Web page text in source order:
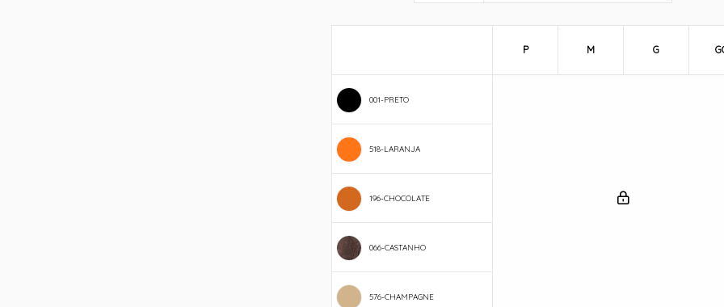
001-PRETO
518-LARANJA
196-CHOCOLATE
066-CASTANHO
576-CHAMPAGNE
P M G